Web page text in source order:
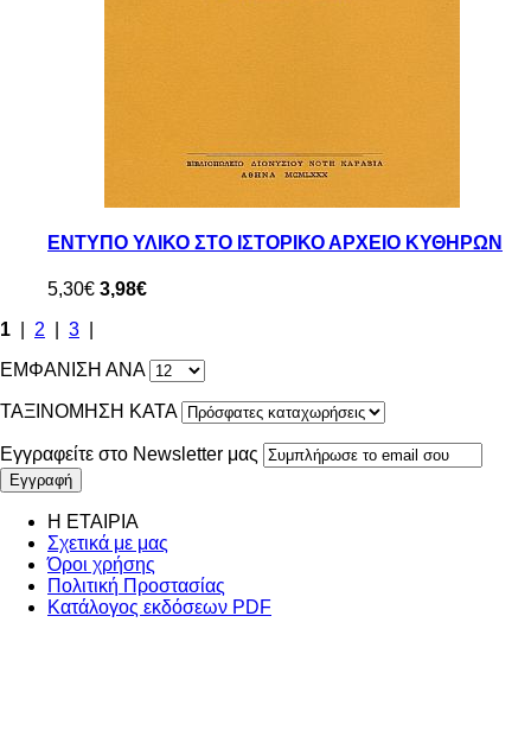
ΕΝΤΥΠΟ ΥΛΙΚΟ ΣΤΟ ΙΣΤΟΡΙΚΟ ΑΡΧΕΙΟ ΚΥΘΗΡΩΝ
5,30€ 3,98€
1
2 3
ΕΜΦΑΝΙΣΗ ΑΝΑ
ΤΑΞΙΝΟΜΗΣΗ ΚΑΤΑ
Εγγραφείτε στο Νewsletter μας
Η ΕΤΑΙΡΙΑ
Σχετικά με μας
Όροι χρήσης
Πολιτική Προστασίας
Κατάλογος εκδόσεων PDF